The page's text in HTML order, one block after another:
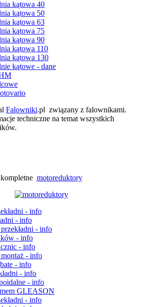
kątowa 40
kątowa 50
kątowa 63
kątowa 75
kątowa 90
kątowa 110
kątowa 130
kątowe - dane
Falowniki.pl związany z falownikami.
techniczne na temat wszystkich
kompletne motoreduktory
- info
- info
- info
- info
- info
- info
- info
- info
- info
GLEASON
- info